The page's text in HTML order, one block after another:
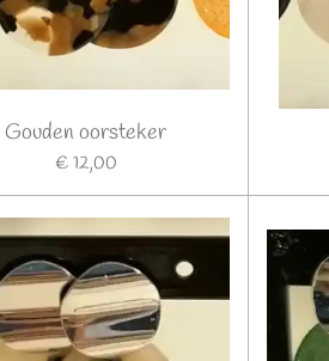
Gouden oorsteker
€ 12,00